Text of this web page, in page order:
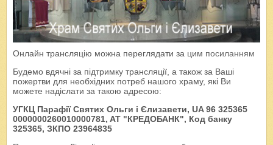
Онлайн трансляцію можна переглядати за цим посиланням
Будемо вдячні за підтримку трансляції, а також за Ваші
пожертви для необхідних потреб нашого храму, які Ви
можете надіслати за такою адресою:
УГКЦ Парафії Святих Ольги і Єлизавети, UA 96 325365
0000000260010000781, AT "КРЕДОБАНК", Код банку
325365, ЗКПО 23964835